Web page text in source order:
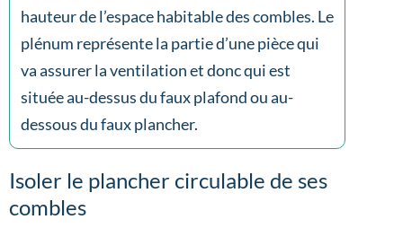
hauteur de l’espace habitable des combles. Le
plénum représente la partie d’une pièce qui
va assurer la ventilation et donc qui est
située au-dessus du faux plafond ou au-
dessous du faux plancher.
Isoler le plancher circulable de ses
combles